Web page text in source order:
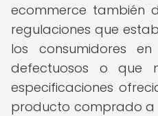
ecommerce también
regulaciones que
los consumidores
defectuosos o que
especificaciones
producto comprado